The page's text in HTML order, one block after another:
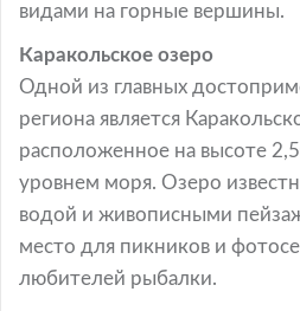
видами на горные вершины.
Каракольское озеро
Одной из главных
региона является
расположенное на высоте
уровнем моря. Озеро
водой и живописными
место для пикников и
любителей рыбалки.